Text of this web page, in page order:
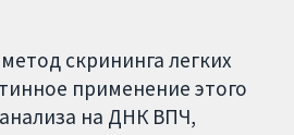
скрининга легких
применение этого
на ДНК ВПЧ,